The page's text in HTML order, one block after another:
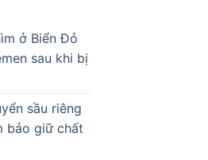
ở Biển Đỏ
sau khi bị
sầu riêng
bảo giữ chất